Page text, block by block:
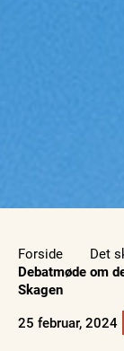
Forside
Det
Debatmøde om
Skagen
25 februar, 2024